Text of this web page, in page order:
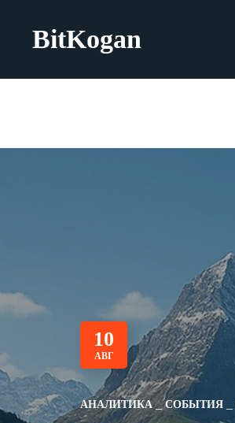
BitKogan
10
АВГ
АНАЛИТИКА СОБЫТИЯ